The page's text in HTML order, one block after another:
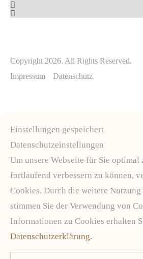
Copyright 2026. All Rights Reserved.
Impressum
Datenschutz
Einstellungen gespeichert
Datenschutzeinstellungen
Um unsere Webseite für Sie optimal
fortlaufend verbessern zu können,
Cookies. Durch die weitere Nutzung
stimmen Sie der Verwendung von
Informationen zu Cookies erhalten
Datenschutzerklärung.